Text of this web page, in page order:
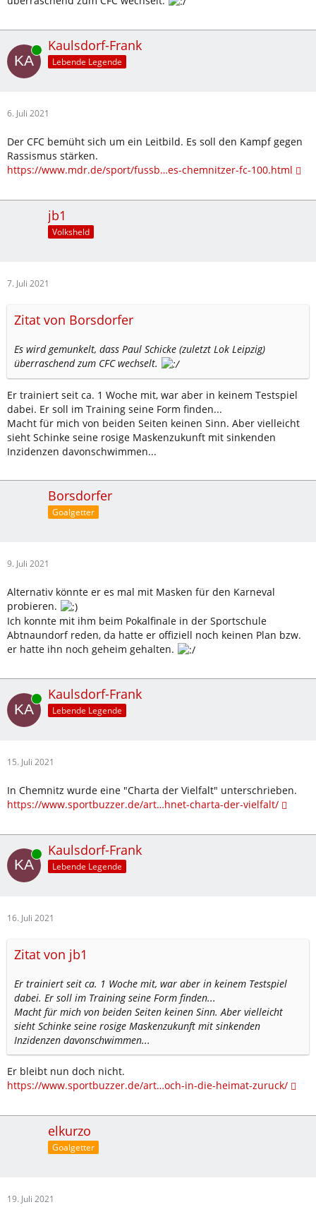
Online Kaulsdorf-Frank
Lebende Legende
6. Juli 2021
Der CFC bemüht sich um ein Leitbild. Es soll den Kampf gegen
Rassismus stärken.
https://www.mdr.de/sport/fussb…es-chemnitzer-fc-100.html
jb1
Volksheld
7. Juli 2021
Zitat von Borsdorfer
Es wird gemunkelt, dass Paul Schicke (zuletzt Lok Leipzig)
überraschend zum CFC wechselt.
Er trainiert seit ca. 1 Woche mit, war aber in keinem Testspiel
dabei. Er soll im Training seine Form finden...
Macht für mich von beiden Seiten keinen Sinn. Aber vielleicht
sieht Schinke seine rosige Maskenzukunft mit sinkenden
Inzidenzen davonschwimmen...
Borsdorfer
Goalgetter
9. Juli 2021
Alternativ könnte er es mal mit Masken für den Karneval
probieren.
Ich konnte mit ihm beim Pokalfinale in der Sportschule
Abtnaundorf reden, da hatte er offiziell noch keinen Plan bzw.
er hatte ihn noch geheim gehalten.
Online Kaulsdorf-Frank
Lebende Legende
15. Juli 2021
In Chemnitz wurde eine "Charta der Vielfalt" unterschrieben.
https://www.sportbuzzer.de/art…hnet-charta-der-vielfalt/
Online Kaulsdorf-Frank
Lebende Legende
16. Juli 2021
Zitat von jb1
Er trainiert seit ca. 1 Woche mit, war aber in keinem Testspiel
dabei. Er soll im Training seine Form finden...
Macht für mich von beiden Seiten keinen Sinn. Aber vielleicht
sieht Schinke seine rosige Maskenzukunft mit sinkenden
Inzidenzen davonschwimmen...
Er bleibt nun doch nicht.
https://www.sportbuzzer.de/art…och-in-die-heimat-zuruck/
elkurzo
Goalgetter
19. Juli 2021